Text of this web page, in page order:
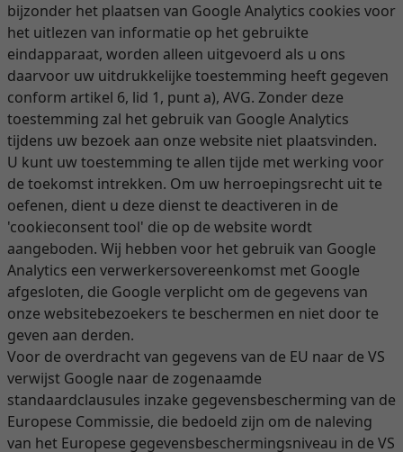
bijzonder het plaatsen van Google Analytics cookies voor
het uitlezen van informatie op het gebruikte
eindapparaat, worden alleen uitgevoerd als u ons
daarvoor uw uitdrukkelijke toestemming heeft gegeven
conform artikel 6, lid 1, punt a), AVG. Zonder deze
toestemming zal het gebruik van Google Analytics
tijdens uw bezoek aan onze website niet plaatsvinden.
U kunt uw toestemming te allen tijde met werking voor
de toekomst intrekken. Om uw herroepingsrecht uit te
oefenen, dient u deze dienst te deactiveren in de
'cookieconsent tool' die op de website wordt
aangeboden. Wij hebben voor het gebruik van Google
Analytics een verwerkersovereenkomst met Google
afgesloten, die Google verplicht om de gegevens van
onze websitebezoekers te beschermen en niet door te
geven aan derden.
Voor de overdracht van gegevens van de EU naar de VS
verwijst Google naar de zogenaamde
standaardclausules inzake gegevensbescherming van de
Europese Commissie, die bedoeld zijn om de naleving
van het Europese gegevensbeschermingsniveau in de VS